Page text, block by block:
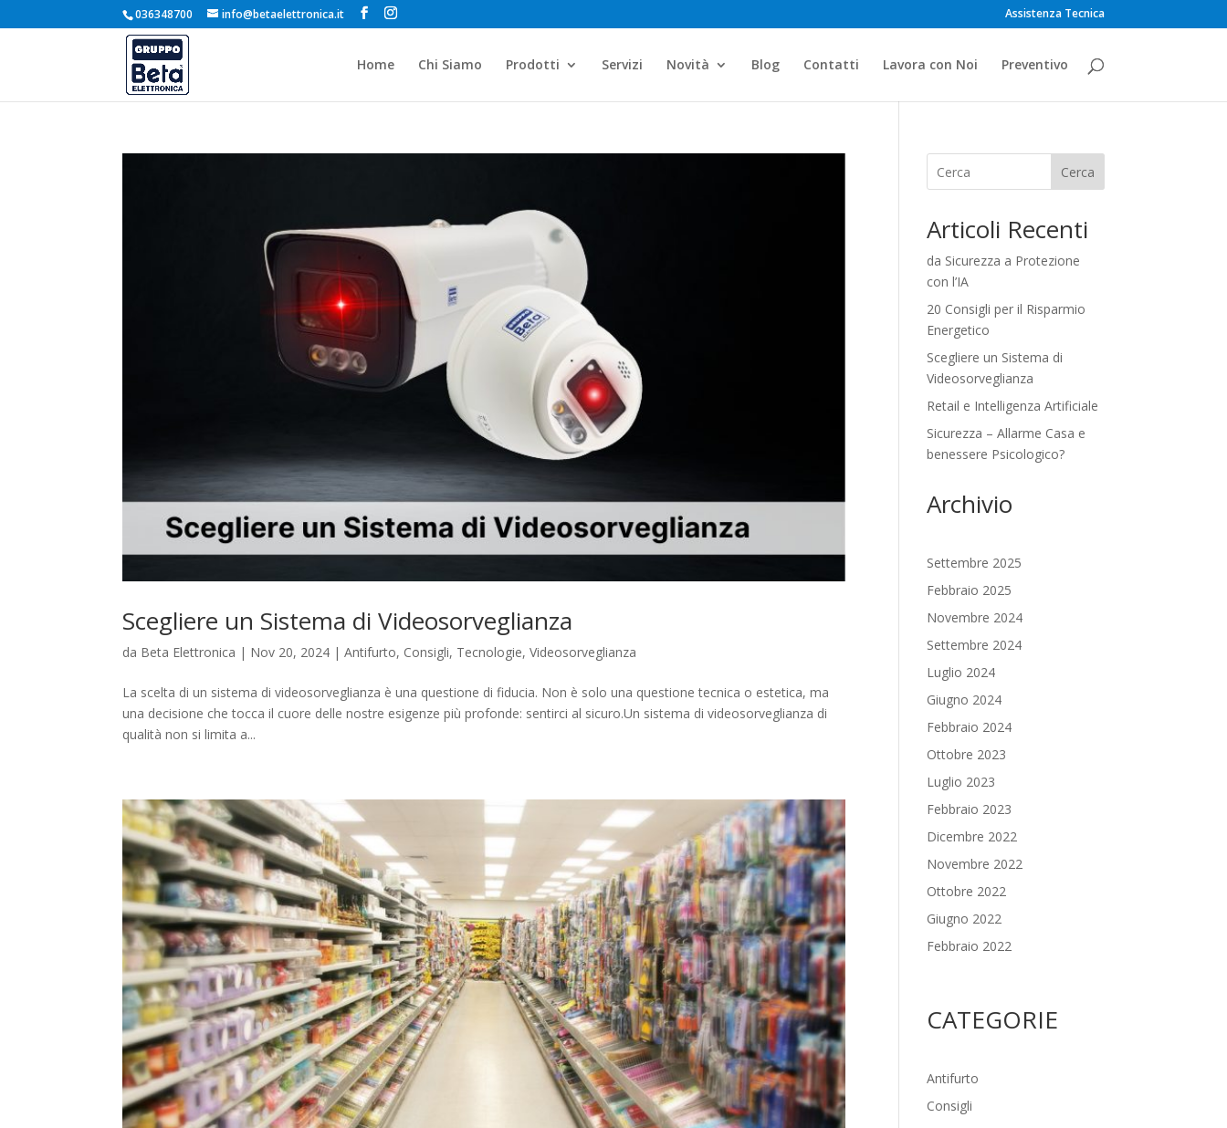
036348700 info@betaelettronica.it Assistenza Tecnica
Home Chi Siamo Prodotti Servizi Novità Blog Contatti Lavora con Noi Preventivo
Scegliere un Sistema di Videosorveglianza
da Beta Elettronica | Nov 20, 2024 |Antifurto, Consigli, Tecnologie,Videosorveglianza
La scelta di un sistema di videosorveglianza è una questione di fiducia. Non è solo una questione tecnica o estetica, ma
una decisione che tocca il cuore delle nostre esigenze più profonde: sentirci al sicuro.Un sistema di videosorveglianza di
qualità non si limita a...
Cerca
Articoli Recenti
da Sicurezza a Protezione
con l’IA
20 Consigli per il Risparmio
Energetico
Scegliere un Sistema di
Videosorveglianza
Retail e Intelligenza Artificiale
Sicurezza – Allarme Casa e
benessere Psicologico?
Archivio
Settembre 2025
Febbraio 2025
Novembre 2024
Settembre 2024
Luglio 2024
Giugno 2024
Febbraio 2024
Ottobre 2023
Luglio 2023
Febbraio 2023
Dicembre 2022
Novembre 2022
Ottobre 2022
Giugno 2022
Febbraio 2022
CATEGORIE
Antifurto
Consigli